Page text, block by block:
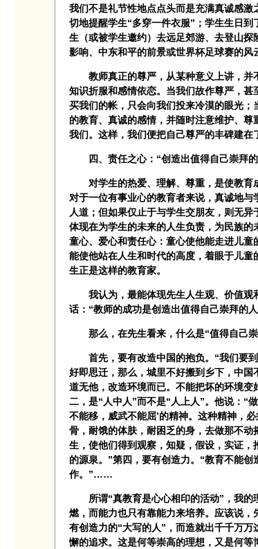
我们不是礼节性地点点头而是充满真诚感
切地提醒学生“多穿一件衣服”；学生生日
生（或被学生邀约）去远足郊游、去登山
影响、中东和平的前景或世界杯足球赛的
教师真正的尊严，从某种意义上讲，并
知识折服和感情依恋。当我们故作尊严，
买我们的帐，只会向我们投来冷漠的眼光
的教育、真诚的感情，并随时注意维护、
我们。这样，我们便把自己尊严的丰碑建在
四、责任之心：“创造出值得自己崇拜的
对学生的热爱、理解、尊重，是使教育
对于一位有事业心的教育者来说，真诚地
人道；但如果仅止于与学生交朋友，则无
体现在为学生的未来的人生负责，为民族
童心、爱心和责任心：童心使他能走进儿童
能使他站在人生和时代的高度，着眼于儿
生正是这样的教育家。
我认为，最能体现先生人生观、价值观
话：“教师的成功是创造出值得自己崇拜的
那么，在先生看来，什么是“值得自己崇
首先，要有改造中国的抱负。“我们要到
好即思迁，那么，城里不好搬到乡下，中
道无他，改造环境而已。不能把坏的环境
二，是“人中人”而不是“人上人”。他说：“
不能移，威武不能屈’的精神。这种精神，
骨，耐饿的体肤，耐困乏的身，去做那不
生，使他们得到观察，知疑，假设，实证
的源泉。”第四，要有创造力。“教育不能
作。”……
所谓“真教育是心心相印的活动”，我的
燃，而能力也只有靠能力来培养。应该说，
有创造力的“大写的人”，而造就出千千万
懈的追求。这是何等崇高的理想，又是何等